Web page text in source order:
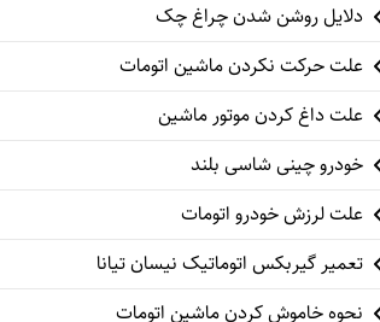
دلایل روشن شدن چراغ چک
علت حرکت نکردن ماشین اتومات
علت داغ کردن موتور ماشین
خودرو چینی شاسی بلند
علت لرزش خودرو اتومات
تعمیر گیربکس اتوماتیک نیسان تیانا
نحوه خاموش کردن ماشین اتومات